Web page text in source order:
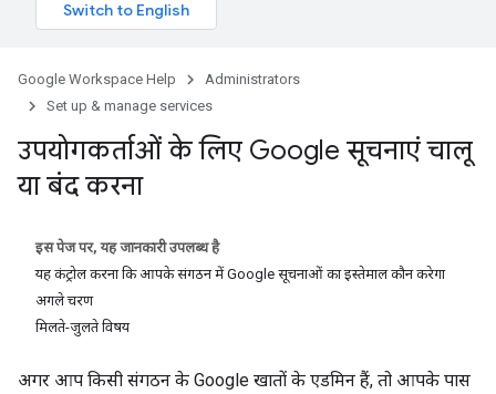
Google Workspace Help
Administrators
Set up & manage services
उपयोगकर्ताओं के लिए Google सूचनाएं चालू
या बंद करना
इस पेज पर, यह जानकारी उपलब्ध है
यह कंट्रोल करना कि आपके संगठन में Google सूचनाओं का इस्तेमाल कौन करेगा
अगले चरण
मिलते-जुलते विषय
अगर आप किसी संगठन के Google खातों के एडमिन हैं, तो आपके पास